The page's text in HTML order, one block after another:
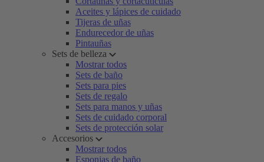
Aceites y lápices de cuidado
Tijeras de uñas
Endurecedor de uñas
Pintauñas
Sets de belleza
Mostrar todos
Sets de baño
Sets para pies
Sets de regalo
Sets para manos y uñas
Sets de cuidado corporal
Sets de protección solar
Accesorios
Mostrar todos
Esponjas de baño